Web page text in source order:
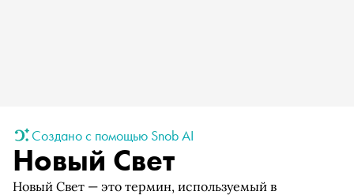
Создано с помощью Snob AI
Новый Свет
Новый Свет — это термин, используемый в